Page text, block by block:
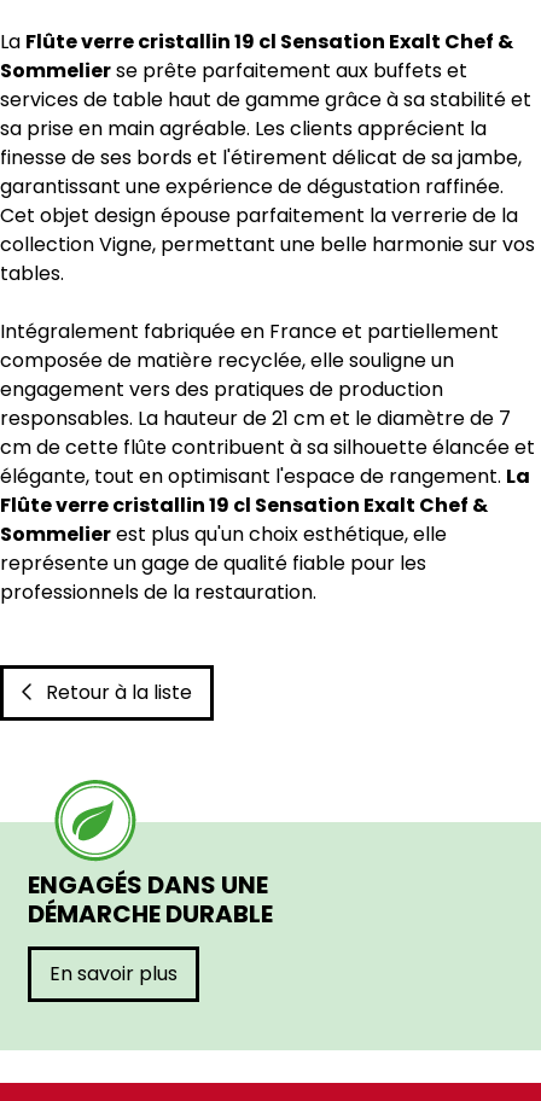
La Flûte verre cristallin 19 cl Sensation Exalt Chef &
Sommelierse prête parfaitement aux buffets et
services de table haut de gamme grâce à sa stabilité et
sa prise en main agréable. Les clients apprécient la
finesse de ses bords et l'étirement délicat de sa jambe,
garantissant une expérience de dégustation raffinée.
Cet objet design épouse parfaitement la verrerie de la
collection Vigne, permettant une belle harmonie sur vos
tables.
Intégralement fabriquée en France et partiellement
composée de matière recyclée, elle souligne un
engagement vers des pratiques de production
responsables. La hauteur de 21 cm et le diamètre de 7
cm de cette flûte contribuent à sa silhouette élancée et
élégante, tout en optimisant l'espace de rangement. La
Flûte verre cristallin 19 cl Sensation Exalt Chef &
Sommelierest plus qu'un choix esthétique, elle
représente un gage de qualité fiable pour les
professionnels de la restauration.
Retour à la liste
ENGAGÉS DANS UNE
DÉMARCHE DURABLE
En savoir plus